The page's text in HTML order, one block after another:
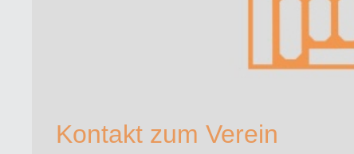
Kontakt zum Verein